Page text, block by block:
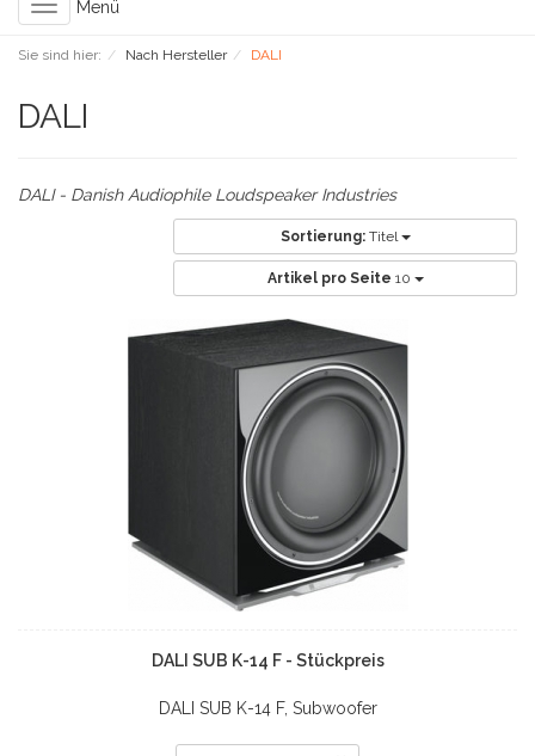
Toggle
navigation
Menü
Sie sind hier: Nach Hersteller DALI
DALI
DALI - Danish Audiophile Loudspeaker Industries
Sortierung: Titel
Artikel pro Seite 10
DALI SUB K-14 F - Stückpreis
DALI SUB K-14 F, Subwoofer